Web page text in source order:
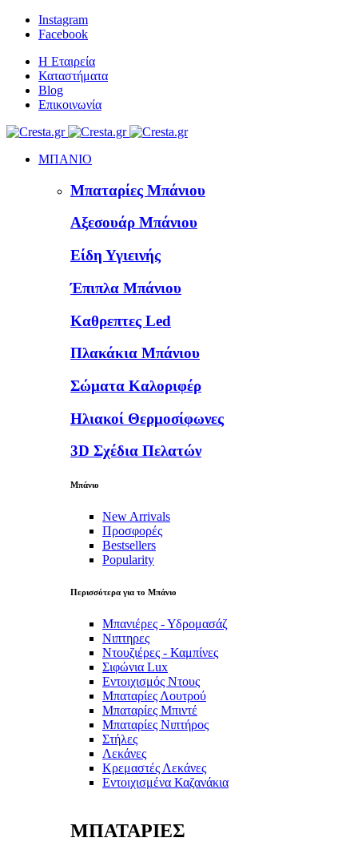
Instagram
Facebook
Η Εταιρεία
Καταστήματα
Blog
Επικοινωνία
ΜΠΑΝΙΟ
Μπαταρίες Μπάνιου
Αξεσουάρ Μπάνιου
Είδη Υγιεινής
Έπιπλα Μπάνιου
Καθρεπτες Led
Πλακάκια Μπάνιου
Σώματα Καλοριφέρ
Ηλιακοί Θερμοσίφωνες
3D Σχέδια Πελατών
Μπάνιο
New Arrivals
Προσφορές
Bestsellers
Popularity
Περισσότερα για το Μπάνιο
Μπανιέρες - Υδρομασάζ
Νιπτηρες
Ντουζιέρες - Καμπίνες
Σιφώνια Lux
Εντοιχισμός Ντους
Μπαταρίες Λουτρού
Μπαταρίες Μπιντέ
Μπαταρίες Νιπτήρος
Στήλες
Λεκάνες
Κρεμαστές Λεκάνες
Εντοιχισμένα Καζανάκια
ΜΠΑΤΑΡΙΕΣ